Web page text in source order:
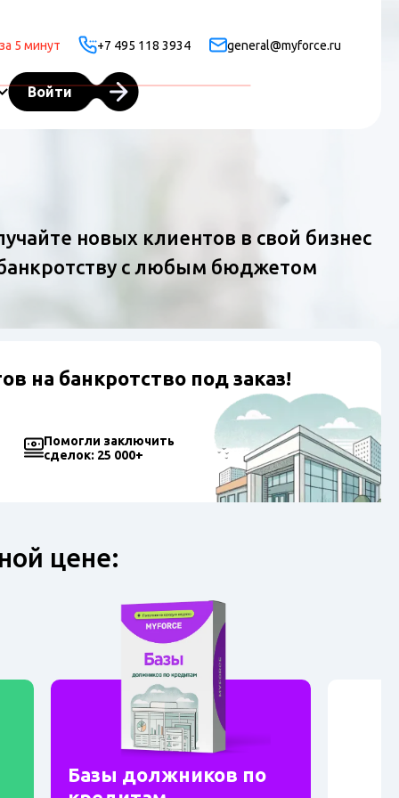
5 минут +7 495 118 3934 general@myforce.ru
Войти
новых клиентов в свой бизнес
с любым бюджетом
на банкротство под заказ!
Помогли заключить
сделок: 25 000+
цене:
Базы должников по